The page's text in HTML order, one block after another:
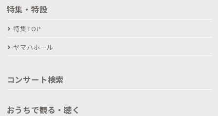
特集・特設
特集TOP
ヤマハホール
コンサート検索
おうちで観る・聴く